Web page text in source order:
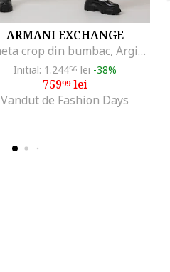
ARMANI EXCHANGE
Jacheta crop din bumbac, Argintiu
Initial: 1.24456 lei -38%
75999lei
Vandut de Fashion Days